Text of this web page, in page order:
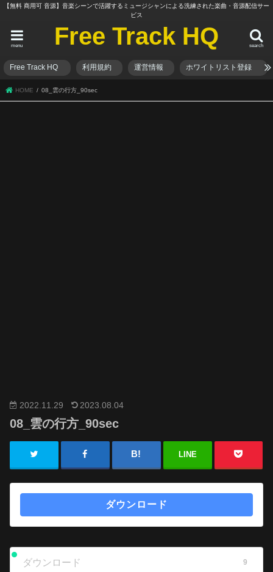
【無料 商用可 音源】音楽シーンで活躍するミュージシャンによる洗練された楽曲・音源配信サー
ビス
Free Track HQ search
menu
Free Track HQ 利用規約 運営情報 ホワイトリスト登録
HOME 08_雲の行方_90sec
2022.11.29 2023.08.04
08_雲の行方_90sec
LINE
ダウンロード
ダウンロード 9